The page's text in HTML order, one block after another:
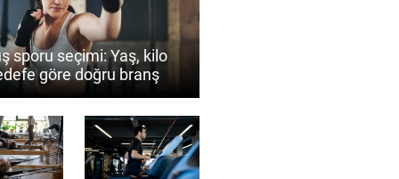
sporu seçimi: Yaş, kilo
göre doğru branş
belirlenir?